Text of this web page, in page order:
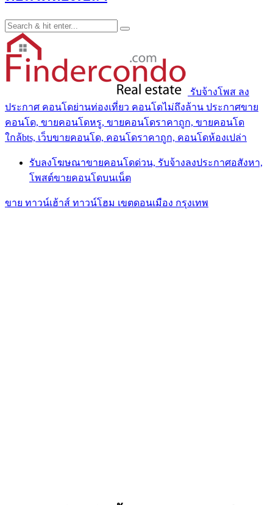
รับจ้างโพส ลง
ประกาศ คอนโดย่านท่องเที่ยว คอนโดไม่ถึงล้าน ประกาศขาย
คอนโด, ขายคอนโดหรู, ขายคอนโดราคาถูก, ขายคอนโด
ใกล้bts, เว็บขายคอนโด, คอนโดราคาถูก, คอนโดห้องเปล่า
รับลงโฆษณาขายคอนโดด่วน, รับจ้างลงประกาศอสังหา,
โพสต์ขายคอนโดบนเน็ต
ขาย ทาวน์เฮ้าส์ ทาวน์โฮม เขตดอนเมือง กรุงเทพ